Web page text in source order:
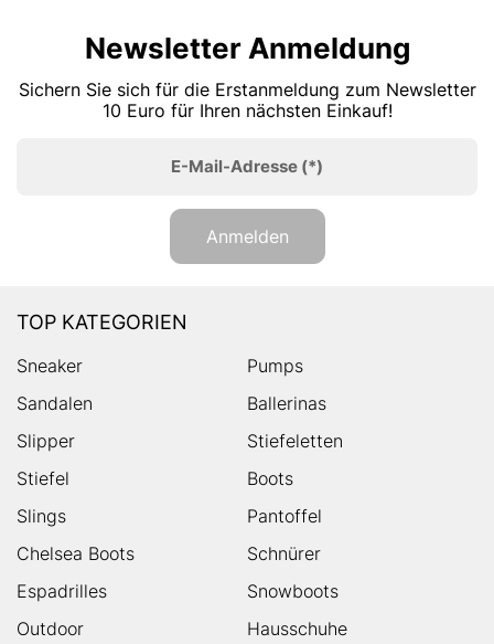
Newsletter Anmeldung
Sichern Sie sich für die Erstanmeldung zum Newsletter
10 Euro für Ihren nächsten Einkauf!
E-Mail-Adresse (*)
Anmelden
TOP KATEGORIEN
Sneaker
Pumps
Sandalen
Ballerinas
Slipper
Stiefeletten
Stiefel
Boots
Slings
Pantoffel
Chelsea Boots
Schnürer
Espadrilles
Snowboots
Outdoor
Hausschuhe